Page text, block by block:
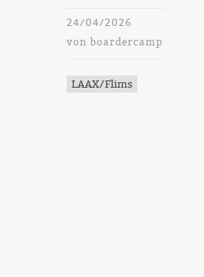
24/04/2026
von boardercamp
LAAX/Flims